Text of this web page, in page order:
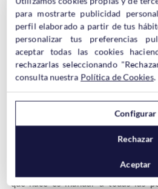
RewriteRule ^(.*)$ index.php [F,L]
Información sobre el código:La
para restringir al archivo /proc/self/
bloquear cualquier script que
cualquier script cuyo objetivo sea
base64_encodemediante una URL.
sexta es para bloquea cualquier
para bloquea cualquier script
variable _REQUEST vía una URL. Y
que hace es mandar a todas las
para mostrarte publicidad
perfil elaborado a partir de tus
personalizar tus preferencias
aceptar todas las cookies
rechazarlas seleccionando
consulta nuestra Política de Cookies.
Configurar
Rechazar
Aceptar